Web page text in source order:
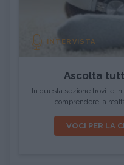
INTERVISTA
Ascolta
In questa sezione trovi le
comprendere la
VOCI PER LA